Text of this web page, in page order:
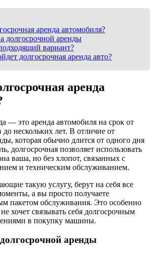
аренда автомобиля?
долгосрочной аренды
вариант?
долгосрочная аренда авто?
аренда
— это аренда автомобиля на срок от
до нескольких лет. В отличие от
которая обычно длится от одного дня
долгосрочная позволяет использовать
ваша, но без хлопот, связанных с
и техническим обслуживанием.
такую услугу, берут на себя все
а вы просто получаете
пакетом обслуживания. Это особенно
хочет связывать себя долгосрочным
в покупку машины.
аренды